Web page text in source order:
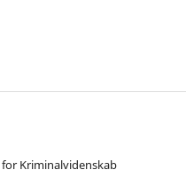
Kriminalvidenskab